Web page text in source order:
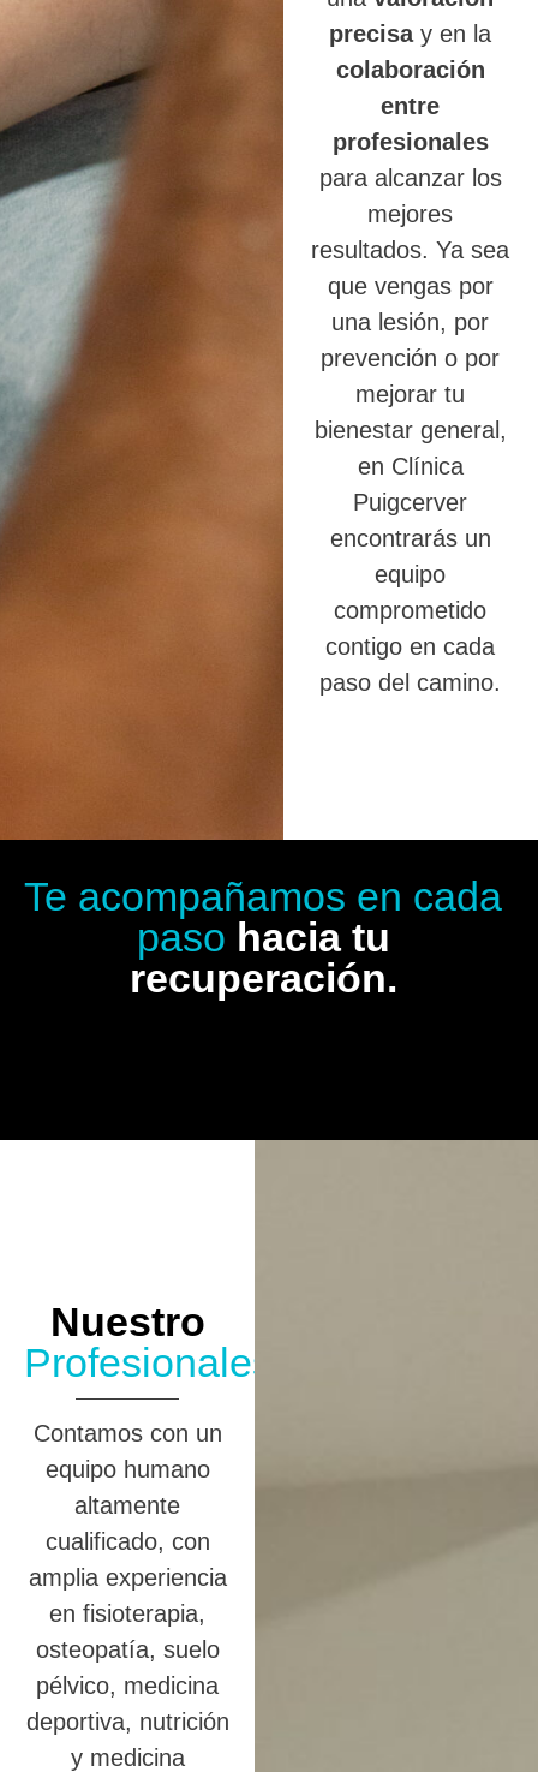
precisay en la
colaboración
entre
profesionales
para alcanzar los
mejores
resultados. Ya sea
que vengas por
una lesión, por
prevención o por
mejorar tu
bienestar general,
en Clínica
Puigcerver
encontrarás un
equipo
comprometido
contigo en cada
paso del camino.
Te acompañamos en cada
paso hacia tu
recuperación.
Nuestro
Profesionales
Contamos con un
equipo humano
altamente
cualificado, con
amplia experiencia
en fisioterapia,
osteopatía, suelo
pélvico, medicina
deportiva, nutrición
y medicina